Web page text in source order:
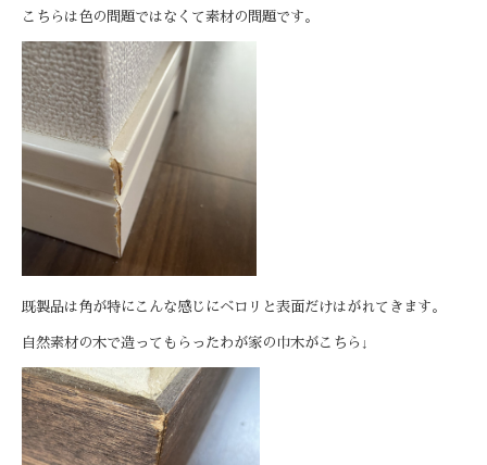
こちらは色の問題ではなくて素材の問題です。
既製品は角が特にこんな感じにベロリと表面だけはがれてきます。
自然素材の木で造ってもらったわが家の巾木がこちら↓